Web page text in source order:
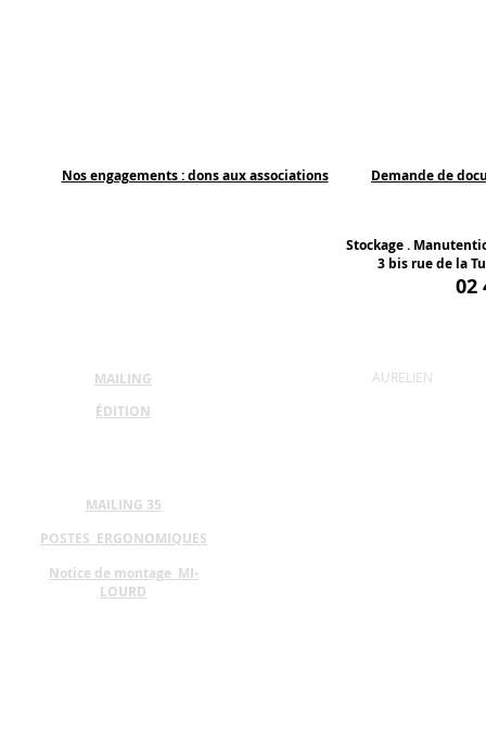
Nos engagements : dons aux associations Demande de
Stockage .
3 bis rue de la
02
MAILING
ÉDITION
MAILING 35
POSTES ERGONOMIQUES
Notice de montage MI-
LOURD
AURELIEN